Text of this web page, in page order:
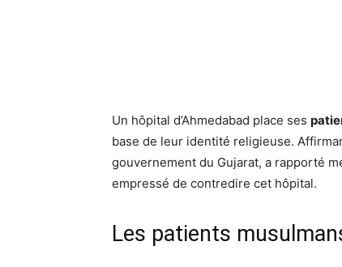
Un hôpital d’Ahmedabad place ses
base de leur identité religieuse.
gouvernement du Gujarat, a rapporté
empressé de contredire cet hôpital.
Les patients